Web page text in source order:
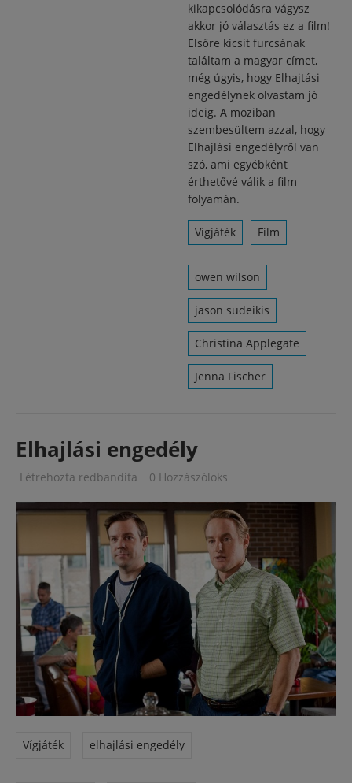
kikapcsolódásra vágysz
akkor jó választás ez a film!
Elsőre kicsit furcsának
találtam a magyar címet,
még úgyis, hogy Elhajtási
engedélynek olvastam jó
ideig. A moziban
szembesültem azzal, hogy
Elhajlási engedélyről van
szó, ami egyébként
érthetővé válik a film
folyamán.
Vígjáték Film
owen wilson
jason sudeikis
Christina Applegate
Jenna Fischer
Elhajlási engedély
Létrehozta redbandita 0 Hozzászóloks
Vígjáték elhajlási engedély